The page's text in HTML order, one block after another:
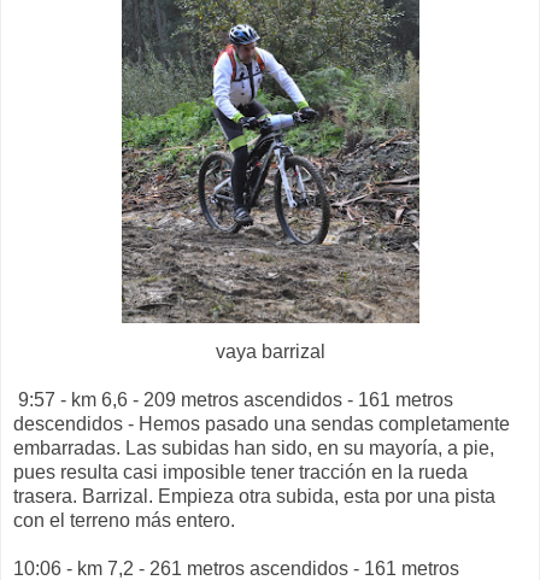
vaya barrizal
9:57 - km 6,6 - 209 metros ascendidos - 161 metros
descendidos - Hemos pasado una sendas completamente
embarradas. Las subidas han sido, en su mayoría, a pie,
pues resulta casi imposible tener tracción en la rueda
trasera. Barrizal. Empieza otra subida, esta por una pista
con el terreno más entero.
10:06 - km 7,2 - 261 metros ascendidos - 161 metros